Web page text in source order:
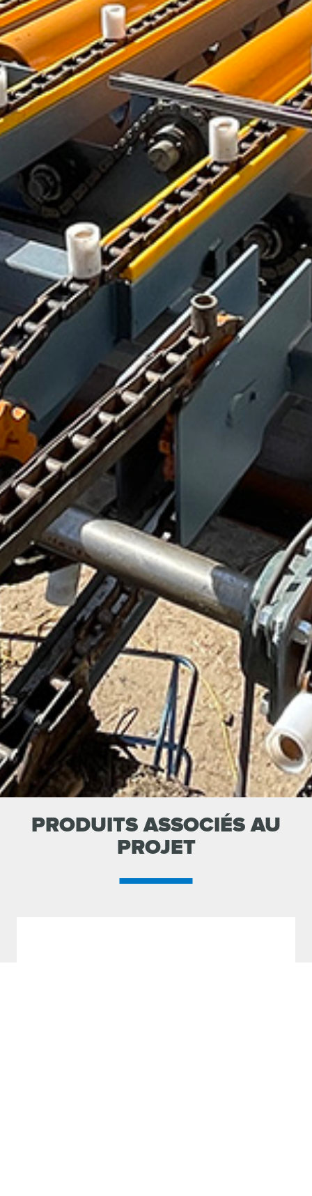
PRODUITS ASSOCIÉS AU
PROJET